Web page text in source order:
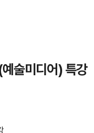
술미디어) 특강